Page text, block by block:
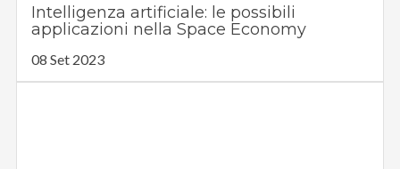
Intelligenza artificiale: le possibili
applicazioni nella Space Economy
08 Set 2023